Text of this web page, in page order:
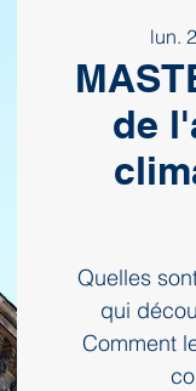
lun.
de
Quelles
qui
Comment